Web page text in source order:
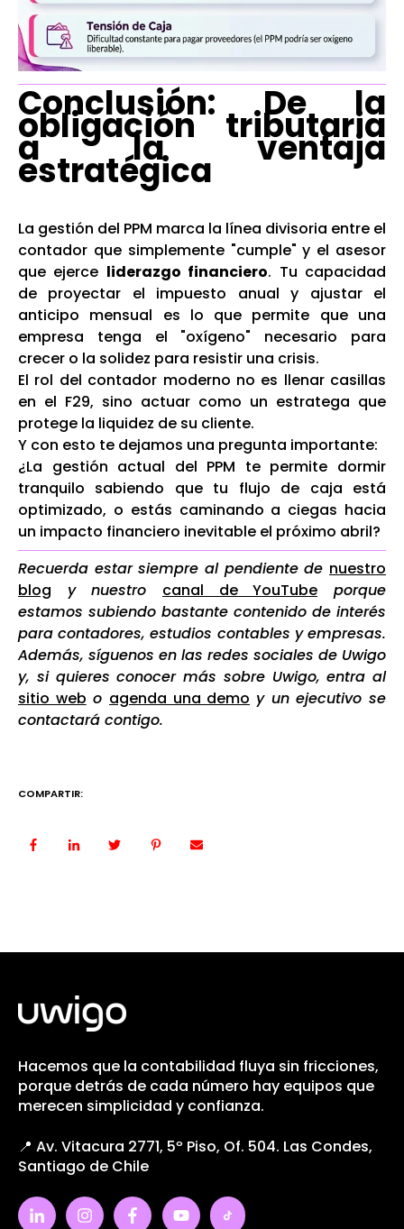
Conclusión: De la
obligación tributaria
a la ventaja
estratégica
La gestión del PPM marca la línea divisoria entre el
contador que simplemente "cumple" y el asesor
que ejerce liderazgo financiero. Tu capacidad
de proyectar el impuesto anual y ajustar el
anticipo mensual es lo que permite que una
empresa tenga el "oxígeno" necesario para
crecer o la solidez para resistir una crisis.
El rol del contador moderno no es llenar casillas
en el F29, sino actuar como un estratega que
protege la liquidez de su cliente.
Y con esto te dejamos una pregunta importante:
¿La gestión actual del PPM te permite dormir
tranquilo sabiendo que tu flujo de caja está
optimizado, o estás caminando a ciegas hacia
un impacto financiero inevitable el próximo abril?
Recuerda estar siempre al pendiente de nuestro
blog
y nuestro canal de YouTube
porque
estamos subiendo bastante contenido de interés
para contadores, estudios contables y empresas.
Además, síguenos en las redes sociales de Uwigo
y, si quieres conocer más sobre Uwigo, entra al
sitio web o agenda una demo y un ejecutivo se
contactará contigo.
COMPARTIR:
Hacemos que la contabilidad fluya sin fricciones,
porque detrás de cada número hay equipos que
merecen simplicidad y confianza.
📍 Av. Vitacura 2771, 5º Piso, Of. 504. Las Condes,
Santiago de Chile